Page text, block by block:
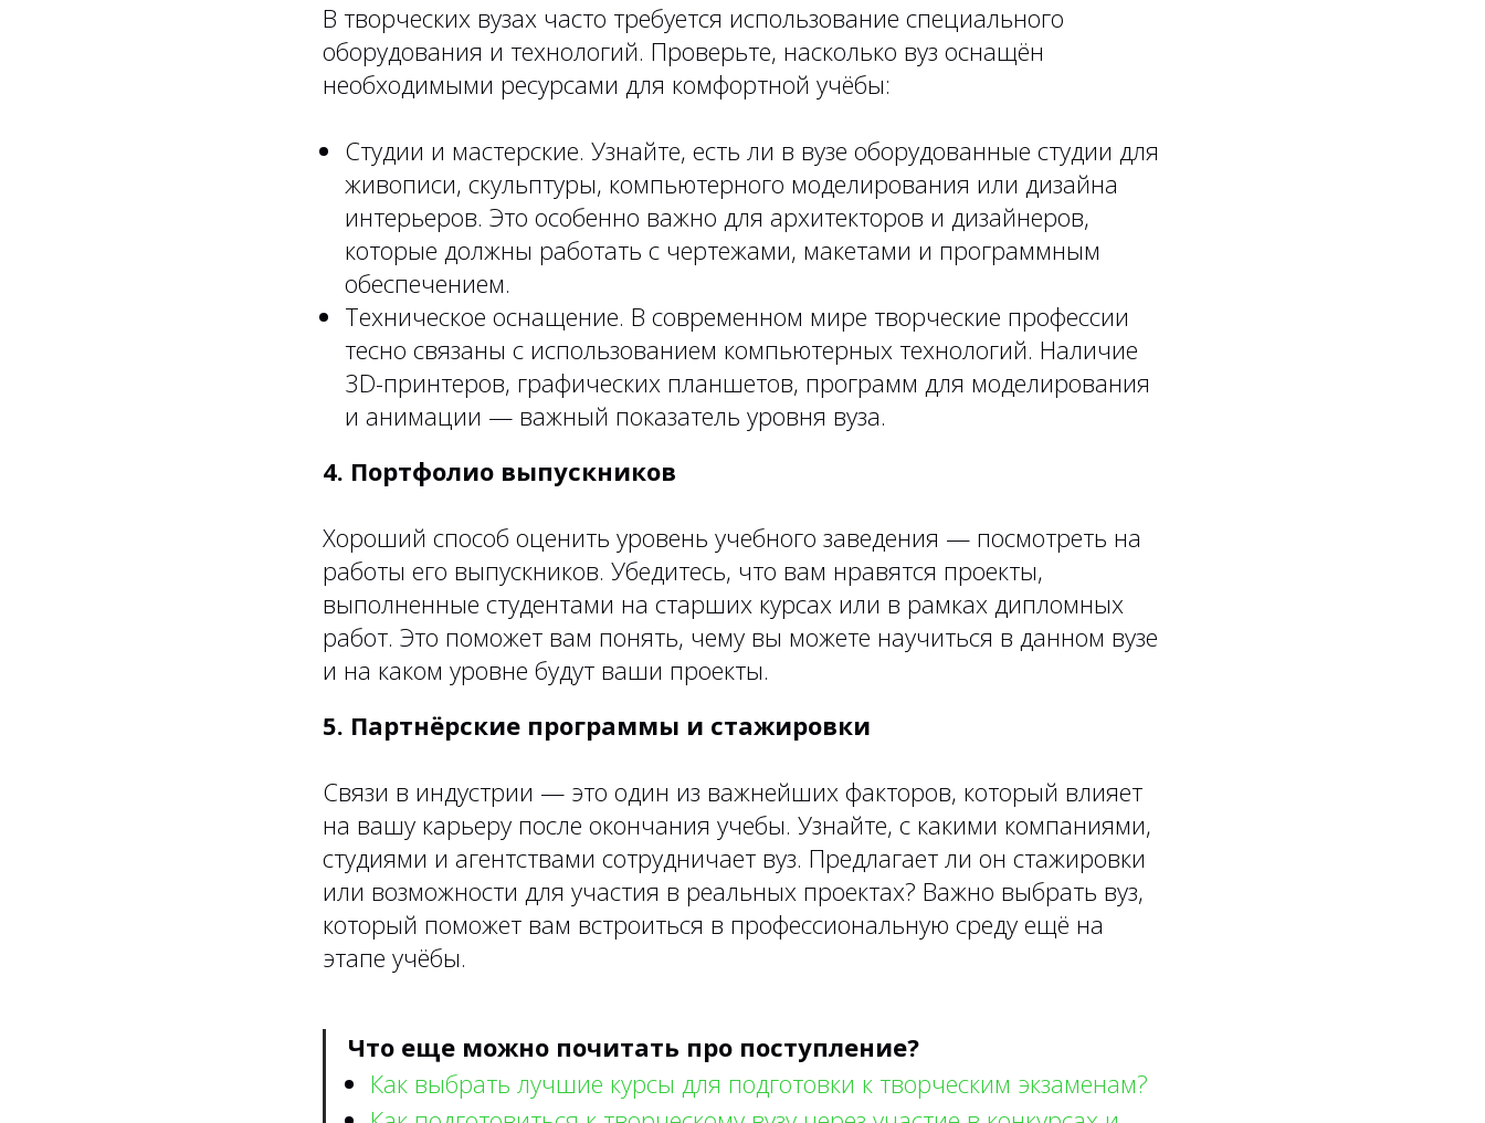
В творческих вузах часто требуется использование специального
оборудования и технологий. Проверьте, насколько вуз оснащён
необходимыми ресурсами для комфортной учёбы:
Студии и мастерские. Узнайте, есть ли в вузе оборудованные студии для
живописи, скульптуры, компьютерного моделирования или дизайна
интерьеров. Это особенно важно для архитекторов и дизайнеров,
которые должны работать с чертежами, макетами и программным
обеспечением.
Техническое оснащение. В современном мире творческие профессии
тесно связаны с использованием компьютерных технологий. Наличие
3D-принтеров, графических планшетов, программ для моделирования
и анимации — важный показатель уровня вуза.
4. Портфолио выпускников
Хороший способ оценить уровень учебного заведения — посмотреть на
работы его выпускников. Убедитесь, что вам нравятся проекты,
выполненные студентами на старших курсах или в рамках дипломных
работ. Это поможет вам понять, чему вы можете научиться в данном вузе
и на каком уровне будут ваши проекты.
5. Партнёрские программы и стажировки
Связи в индустрии — это один из важнейших факторов, который влияет
на вашу карьеру после окончания учебы. Узнайте, с какими компаниями,
студиями и агентствами сотрудничает вуз. Предлагает ли он стажировки
или возможности для участия в реальных проектах? Важно выбрать вуз,
который поможет вам встроиться в профессиональную среду ещё на
этапе учёбы.
Что еще можно почитать про поступление?
Как выбрать лучшие курсы для подготовки к творческим экзаменам?